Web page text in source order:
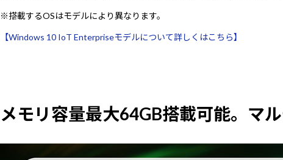
※搭載するOSはモデルにより異なります。
【Windows 10 IoT Enterpriseモデルについて詳しくはこちら】
メモリ容量最大64GB搭載可能。マ